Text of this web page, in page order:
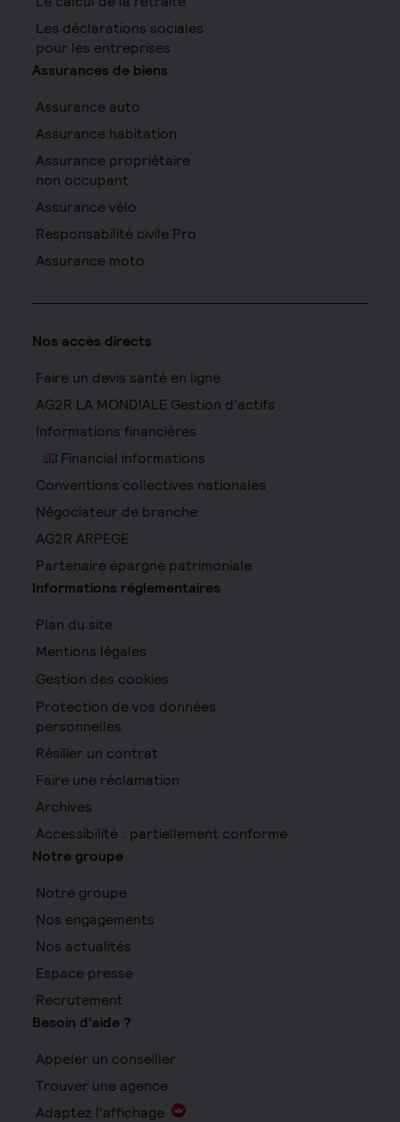
Les déclarations sociales
pour les entreprises
Assurances de biens
Assurance auto
Assurance habitation
Assurance propriétaire
non occupant
Assurance vélo
Responsabilité civile Pro
Assurance moto
Nos accès directs
Faire un devis santé en ligne
AG2R LA MONDIALE Gestion d’actifs
Informations financières
Financial informations
Conventions collectives nationales
Négociateur de branche
AG2R ARPEGE
Partenaire épargne patrimoniale
Informations réglementaires
Plan du site
Mentions légales
Gestion des cookies
Protection de vos données
personnelles
Résilier un contrat
Faire une réclamation
Archives
Accessibilité : partiellement conforme
Notre groupe
Notre groupe
Nos engagements
Nos actualités
Espace presse
Recrutement
Besoin d'aide ?
Appeler un conseiller
Trouver une agence
Adaptez l'affichage